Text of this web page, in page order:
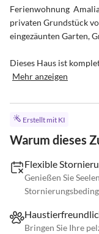
Ferienwohnung
privaten Grundstück
eingezäunten Garten,
Dieses Haus ist
Mehr anzeigen
Erstellt mit KI
Warum dieses
Flexible
Genießen Sie
Bringen Sie Ihre